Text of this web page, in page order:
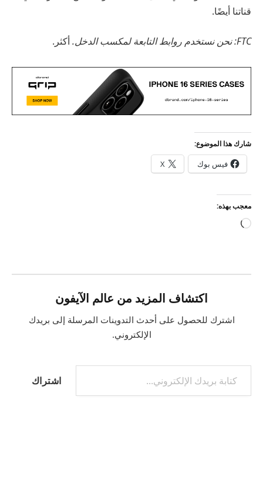
قناتنا أيضًا.
FTC: نحن نستخدم روابط التابعة لمكسب الدخل. أكثر.
شارك هذا الموضوع:
فيس بوك X
معجب بهذه:
جاري
اكتشاف المزيد من عالم الآيفون
اشترك للحصول على أحدث التدوينات المرسلة إلى بريدك
الإلكتروني.
كتابة بريدك الإلكتروني...
اشتراك